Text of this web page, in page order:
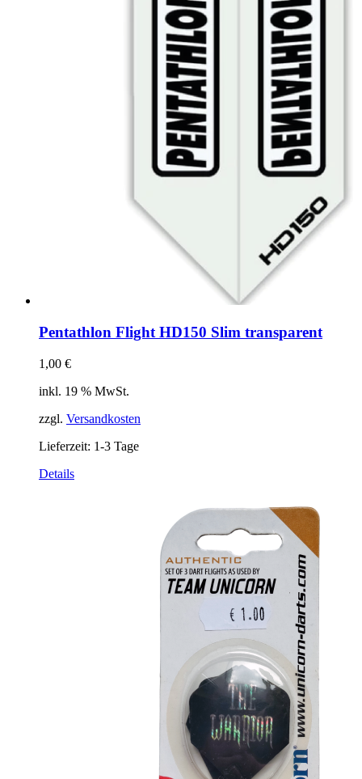
Pentathlon Flight HD150 Slim transparent
1,00 €
inkl. 19 % MwSt.
zzgl. Versandkosten
Lieferzeit: 1-3 Tage
Details